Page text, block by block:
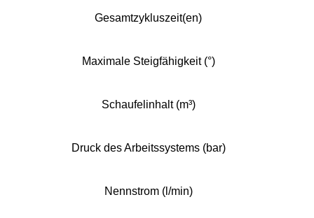
Gesamtzykluszeit(en)
Maximale Steigfähigkeit (°)
Schaufelinhalt (m³)
Druck des Arbeitssystems (bar)
Nennstrom (l/min)